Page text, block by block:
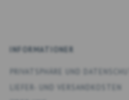
INFORMATIONER
LIEFER- UND VERSANDKOSTEN